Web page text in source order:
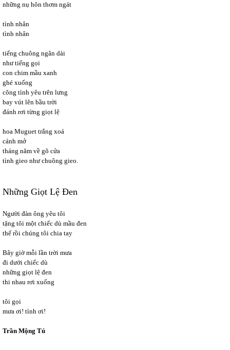
những nụ hôn thơm ngát
tình nhân
tình nhân
tiếng chuông ngân dài
như tiếng gọi
con chim mầu xanh
ghé xuống
cõng tình yêu trên lưng
bay vút lên bầu trời
đánh rơi từng giọt lệ
hoa Muguet trắng xoá
cánh mở
tháng năm về gõ cửa
tình gieo như chuông gieo.
Những Giọt Lệ Đen
Người đàn ông yêu tôi
tặng tôi một chiếc dù mầu đen
thế rồi chúng tôi chia tay
Bây giờ mỗi lần trời mưa
đi dưới chiếc dù
những giọt lệ đen
thi nhau rơi xuống
tôi gọi
mưa ơi! tình ơi!
Trần Mộng Tú